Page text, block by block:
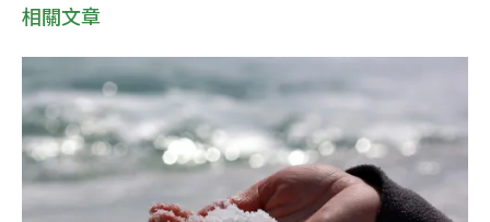
相關文章